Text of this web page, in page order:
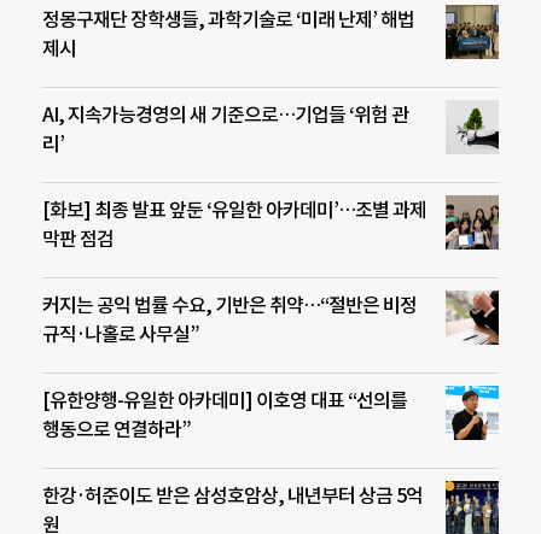
정몽구재단 장학생들, 과학기술로 ‘미래 난제’ 해법
제시
AI, 지속가능경영의 새 기준으로…기업들 ‘위험 관
리’
[화보] 최종 발표 앞둔 ‘유일한 아카데미’…조별 과제
막판 점검
커지는 공익 법률 수요, 기반은 취약…“절반은 비정
규직·나홀로 사무실”
[유한양행-유일한 아카데미] 이호영 대표 “선의를
행동으로 연결하라”
한강·허준이도 받은 삼성호암상, 내년부터 상금 5억
원